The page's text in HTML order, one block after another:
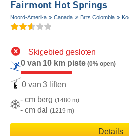
Fairmont Hot Springs
Noord-Amerika Canada Brits Colombia
Skigebied gesloten
0 van 10 km piste (0% open)
0 van 3 liften
- cm berg (1480 m)
- cm dal (1219 m)
Details